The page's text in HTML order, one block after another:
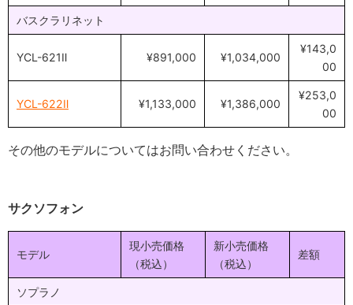
バスクラリネット
YCL-621Ⅱ ¥891,000 ¥1,034,000
¥143,0
00
YCL-622Ⅱ ¥1,133,000 ¥1,386,000
¥253,0
00
その他のモデルについてはお問い合わせください。
サクソフォン
モデル
現小売価格
（税込）
新小売価格
（税込）
差額
ソプラノ